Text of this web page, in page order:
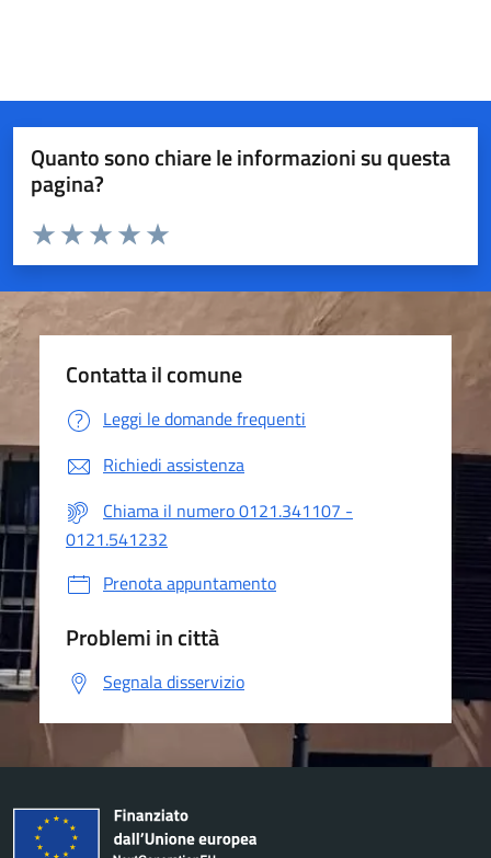
Quanto sono chiare le informazioni su questa
pagina?
Valuta da 1 a 5 stelle la pagina
Valuta 5 stelle su 5
Valuta 4 stelle su 5
Valuta 3 stelle su 5
Valuta 2 stelle su 5
Valuta 1 stelle su 5
Contatta il comune
Leggi le domande frequenti
Richiedi assistenza
Chiama il numero 0121.341107 -
0121.541232
Prenota appuntamento
Problemi in città
Segnala disservizio